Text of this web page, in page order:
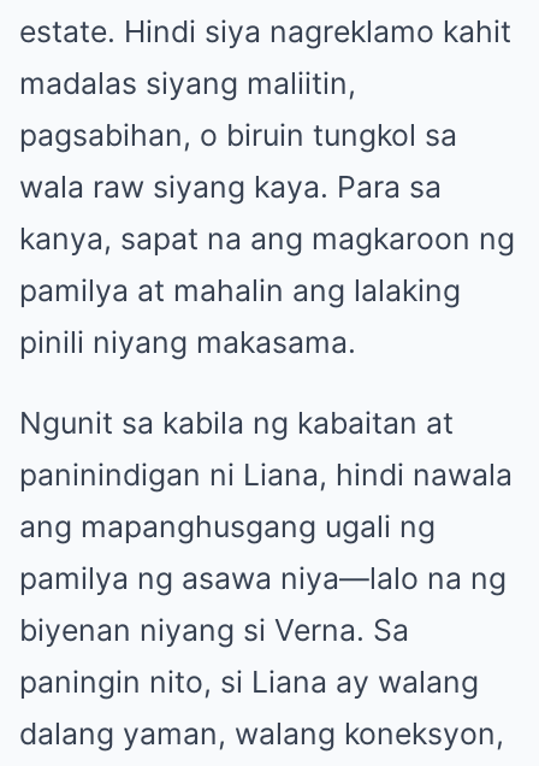
estate. Hindi siya nagreklamo kahit
madalas siyang maliitin,
pagsabihan, o biruin tungkol sa
wala raw siyang kaya. Para sa
kanya, sapat na ang magkaroon ng
pamilya at mahalin ang lalaking
pinili niyang makasama.
Ngunit sa kabila ng kabaitan at
paninindigan ni Liana, hindi nawala
ang mapanghusgang ugali ng
pamilya ng asawa niya—lalo na ng
biyenan niyang si Verna. Sa
paningin nito, si Liana ay walang
dalang yaman, walang koneksyon,